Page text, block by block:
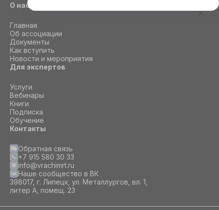
О нас
Главная
Об ассоциации
Документы
Как вступить
Новости и мероприятия
Для экспертов
Услуги
Вебинары
Книги
Подписка
Обучение
Контакты
Обратная связь
+7 915 580 30 33
info@vrachimrt.ru
Наше сообщество в ВК
398017, г. Липецк, ул. Металлургов, вл. 1,
литер А, помещ. 23
Этот сайт использует cookie
Для корректной работы данного сайта
необходимы файлы cookie
СОГЛАСИЕ ПОДРОБНОСТИ